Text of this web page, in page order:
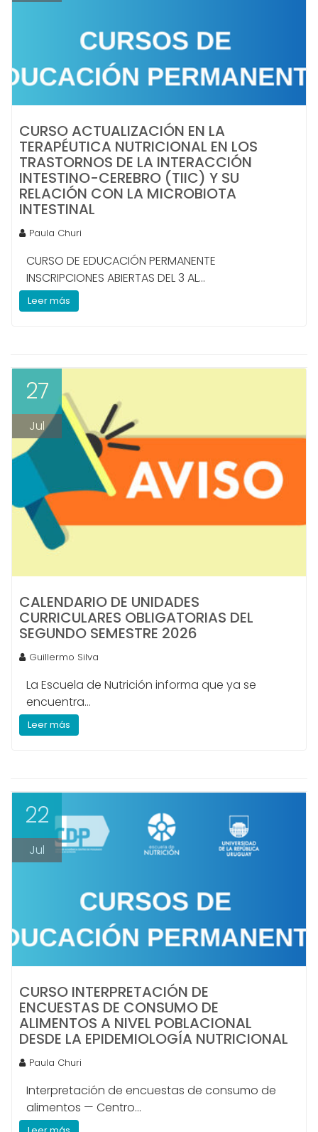
CURSO ACTUALIZACIÓN EN LA
TERAPÉUTICA NUTRICIONAL EN LOS
TRASTORNOS DE LA INTERACCIÓN
INTESTINO-CEREBRO (TIIC) Y SU
RELACIÓN CON LA MICROBIOTA
INTESTINAL
Paula Churi
CURSO DE EDUCACIÓN PERMANENTE
INSCRIPCIONES ABIERTAS DEL 3 AL...
Leer más
27
Jul
CALENDARIO DE UNIDADES
CURRICULARES OBLIGATORIAS DEL
SEGUNDO SEMESTRE 2026
Guillermo Silva
La Escuela de Nutrición informa que ya se
encuentra...
Leer más
22
Jul
CURSO INTERPRETACIÓN DE
ENCUESTAS DE CONSUMO DE
ALIMENTOS A NIVEL POBLACIONAL
DESDE LA EPIDEMIOLOGÍA NUTRICIONAL
Paula Churi
Interpretación de encuestas de consumo de
alimentos — Centro...